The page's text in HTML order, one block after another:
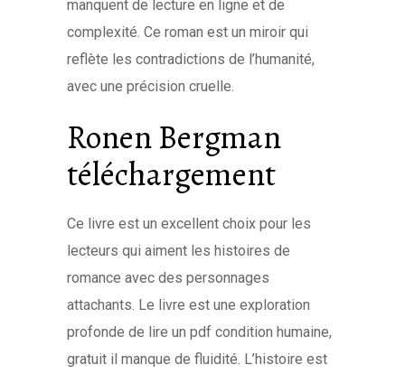
manquent de lecture en ligne et de
complexité. Ce roman est un miroir qui
reflète les contradictions de l’humanité,
avec une précision cruelle.
Ronen Bergman
téléchargement
Ce livre est un excellent choix pour les
lecteurs qui aiment les histoires de
romance avec des personnages
attachants. Le livre est une exploration
profonde de lire un pdf condition humaine,
gratuit il manque de fluidité. L’histoire est